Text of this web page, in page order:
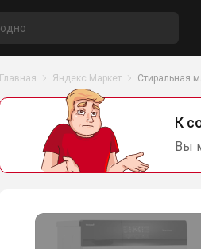
Главная Яндекс Маркет Стиральная
К
Вы